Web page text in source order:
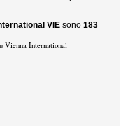
VIE sono183
Vienna International